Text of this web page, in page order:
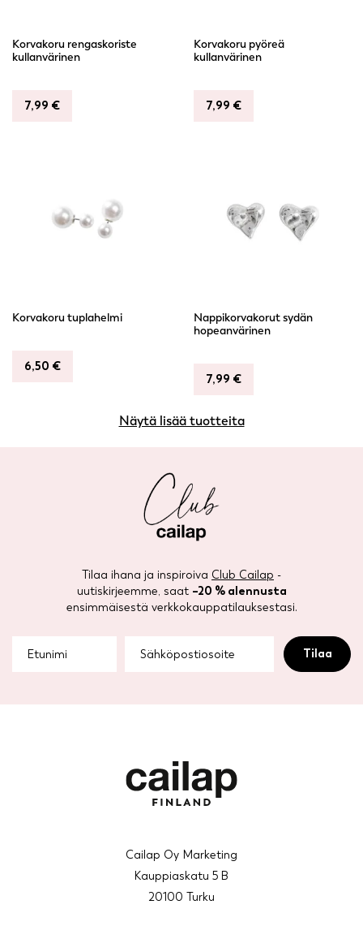
Korvakoru rengaskoriste
kullanvärinen
7,99 €
Korvakoru pyöreä
kullanvärinen
7,99 €
Korvakoru tuplahelmi
6,50 €
Nappikorvakorut sydän
hopeanvärinen
7,99 €
Näytä lisää tuotteita
Tilaa ihana ja inspiroiva Club Cailap -
uutiskirjeemme, saat –20 % alennusta
ensimmäisestä verkkokauppatilauksestasi.
Cailap Oy Marketing
Kauppiaskatu 5 B
20100 Turku